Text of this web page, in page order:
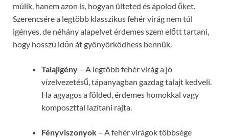
múlik, hanem azon is, hogyan ülteted és ápolod őket.
Szerencsére a legtöbb klasszikus fehér virág nem túl
igényes, de néhány alapelvet érdemes szem előtt tartani,
hogy hosszú időn át gyönyörködhess bennük.
Talajigény – A legtöbb fehér virág a jó
vízelvezetésű, tápanyagban gazdag talajt kedveli.
Ha agyagos a földed, érdemes homokkal vagy
komposzttal lazítani rajta.
Fényviszonyok – A fehér virágok többsége